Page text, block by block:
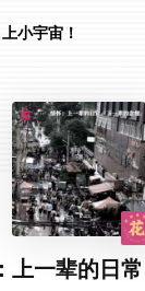
小宇宙！
上一辈的日